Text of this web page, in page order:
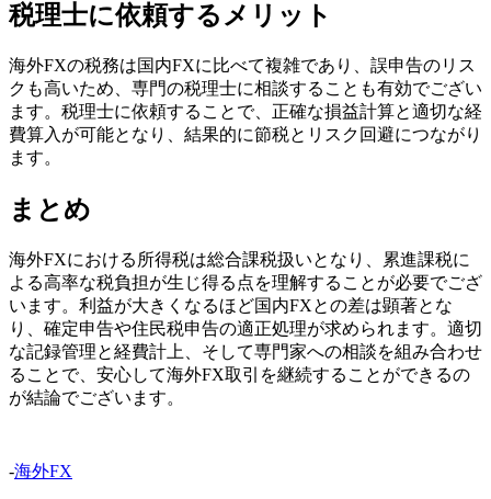
税理士に依頼するメリット
海外FXの税務は国内FXに比べて複雑であり、誤申告のリス
クも高いため、専門の税理士に相談することも有効でござい
ます。税理士に依頼することで、正確な損益計算と適切な経
費算入が可能となり、結果的に節税とリスク回避につながり
ます。
まとめ
海外FXにおける所得税は総合課税扱いとなり、累進課税に
よる高率な税負担が生じ得る点を理解することが必要でござ
います。利益が大きくなるほど国内FXとの差は顕著とな
り、確定申告や住民税申告の適正処理が求められます。適切
な記録管理と経費計上、そして専門家への相談を組み合わせ
ることで、安心して海外FX取引を継続することができるの
が結論でございます。
-海外FX